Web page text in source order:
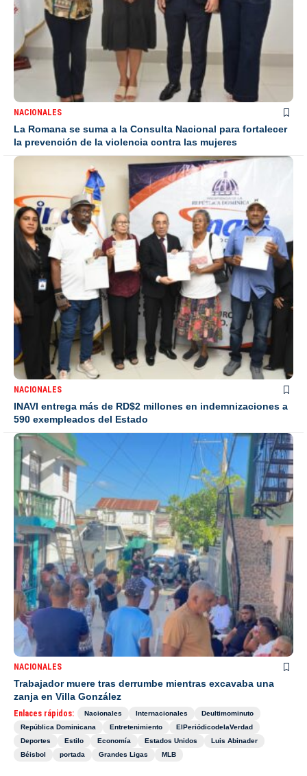
NACIONALES
La Romana se suma a la Consulta Nacional para fortalecer
la prevención de la violencia contra las mujeres
NACIONALES
INAVI entrega más de RD$2 millones en indemnizaciones a
590 exempleados del Estado
NACIONALES
Trabajador muere tras derrumbe mientras excavaba una
zanja en Villa González
Enlaces rápidos: Nacionales Internacionales
Deultimominuto
República Dominicana
Entretenimiento
ElPeriódicodelaVerdad
Deportes
Estilo Economía Estados Unidos
Luis Abinader
Béisbol
portada Grandes Ligas MLB